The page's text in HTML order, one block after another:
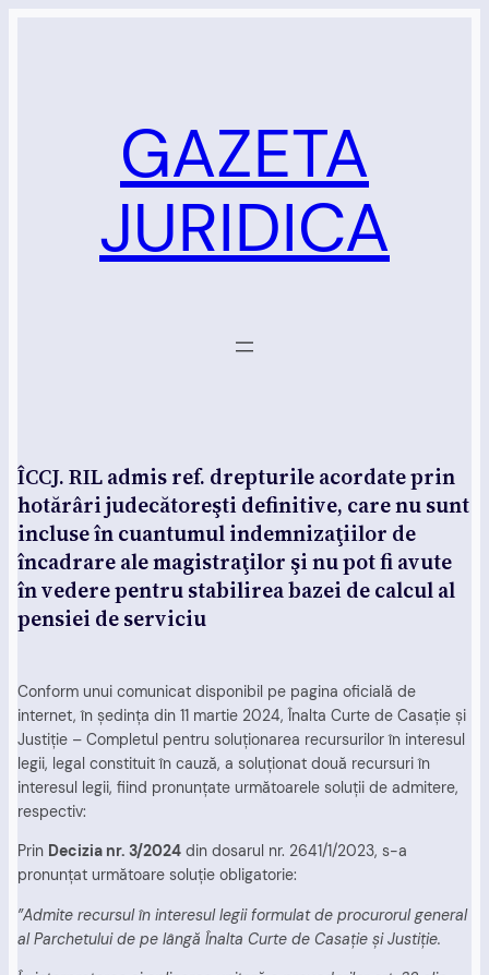
GAZETA
JURIDICA
ÎCCJ. RIL admis ref. drepturile acordate prin
hotărâri judecătoreşti definitive, care nu sunt
incluse în cuantumul indemnizaţiilor de
încadrare ale magistraţilor şi nu pot fi avute
în vedere pentru stabilirea bazei de calcul al
pensiei de serviciu
Conform unui comunicat disponibil pe pagina oficială de
internet, în şedinţa din 11 martie 2024, Înalta Curte de Casaţie şi
Justiţie – Completul pentru soluţionarea recursurilor în interesul
legii, legal constituit în cauză, a soluționat două recursuri în
interesul legii, fiind pronunțate următoarele soluții de admitere,
respectiv:
Prin Decizia nr. 3/2024 din dosarul nr. 2641/1/2023, s-a
pronunțat următoare soluție obligatorie:
”Admite recursul în interesul legii formulat de procurorul general
al Parchetului de pe lângă Înalta Curte de Casaţie şi Justiţie.